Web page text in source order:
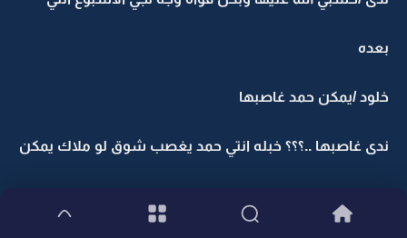
بعده
خلود /يمكن حمد غاصبها
ندى غاصبها ..؟؟؟ خبله انتي حمد يغصب شوق لو ملاك يمكن